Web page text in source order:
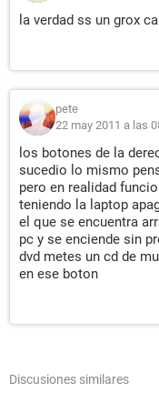
la verdad ss un grox
pete
22 may 2011 a las
los botones de la
sucedio lo mismo
pero en realidad
teniendo la laptop
el que se encuentra
pc y se enciende sin
dvd metes un cd de
en ese boton
Discusiones similares